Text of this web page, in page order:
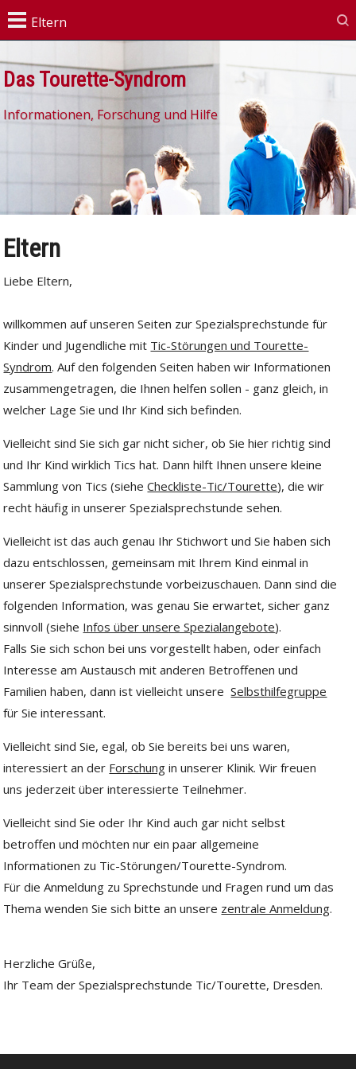
Das Tourette-Syndrom
Informationen, Forschung und Hilfe
Eltern
Liebe Eltern,
willkommen auf unseren Seiten zur Spezialsprechstunde für
Kinder und Jugendliche mit Tic-Störungen und Tourette-
Syndrom. Auf den folgenden Seiten haben wir Informationen
zusammengetragen, die Ihnen helfen sollen - ganz gleich, in
welcher Lage Sie und Ihr Kind sich befinden.
Vielleicht sind Sie sich gar nicht sicher, ob Sie hier richtig sind
und Ihr Kind wirklich Tics hat. Dann hilft Ihnen unsere kleine
Sammlung von Tics (sieheCheckliste-Tic/Tourette), die wir
recht häufig in unserer Spezialsprechstunde sehen.
Vielleicht ist das auch genau Ihr Stichwort und Sie haben sich
dazu entschlossen, gemeinsam mit Ihrem Kind einmal in
unserer Spezialsprechstunde vorbeizuschauen. Dann sind die
folgenden Information, was genau Sie erwartet, sicher ganz
sinnvoll (siehe Infos über unsere Spezialangebote).
Falls Sie sich schon bei uns vorgestellt haben, oder einfach
Interesse am Austausch mit anderen Betroffenen und
Familien haben, dann ist vielleicht unsereSelbsthilfegruppe
für Sie interessant.
Vielleicht sind Sie, egal, ob Sie bereits bei uns waren,
interessiert an der Forschung in unserer Klinik. Wir freuen
uns jederzeit über interessierte Teilnehmer.
Vielleicht sind Sie oder Ihr Kind auch gar nicht selbst
betroffen und möchten nur ein paar allgemeine
Informationen zu Tic-Störungen/Tourette-Syndrom.
Für die Anmeldung zu Sprechstunde und Fragen rund um das
Thema wenden Sie sich bitte an unsere zentrale Anmeldung.
Herzliche Grüße,
Ihr Team der Spezialsprechstunde Tic/Tourette, Dresden.